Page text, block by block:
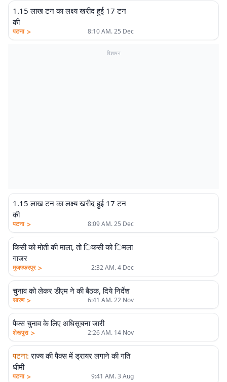
1.15 लाख टन का लक्ष्य खरीद हुई 17 टन
की
पटना > 8:10 AM. 25 Dec
विज्ञापन
1.15 लाख टन का लक्ष्य खरीद हुई 17 टन
की
पटना > 8:09 AM. 25 Dec
किसी को मोती की माला, तो िकसी को िमला
गाजर
मुजफ्फरपुर > 2:32 AM. 4 Dec
चुनाव को लेकर डीएम ने की बैठक, दिये निर्देश
सारण > 6:41 AM. 22 Nov
पैक्स चुनाव के लिए अधिसूचना जारी
शेखपुरा > 2:26 AM. 14 Nov
पटना: राज्य की पैक्स में ड्रायर लगाने की गति
धीमी
पटना > 9:41 AM. 3 Aug